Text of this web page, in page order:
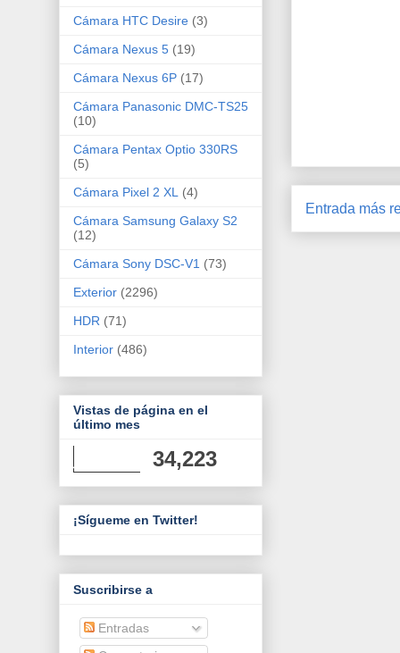
Entrada más
Cámara HTC Desire (3)
Cámara Nexus 5 (19)
Cámara Nexus 6P (17)
Cámara Panasonic DMC-TS25
(10)
Cámara Pentax Optio 330RS
(5)
Cámara Pixel 2 XL
(4)
Cámara Samsung Galaxy S2
(12)
Cámara Sony DSC-V1 (73)
Exterior (2296)
HDR (71)
Interior (486)
Vistas de página en el
último mes
34,223
¡Sígueme en Twitter!
Suscribirse a
Entradas